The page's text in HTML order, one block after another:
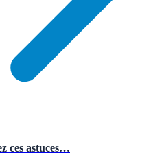
ces astuces…